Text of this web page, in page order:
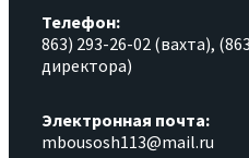
Телефон:
863) 293-26-02 (вахта),
директора)
Электронная почта:
mbousosh113@mail.ru